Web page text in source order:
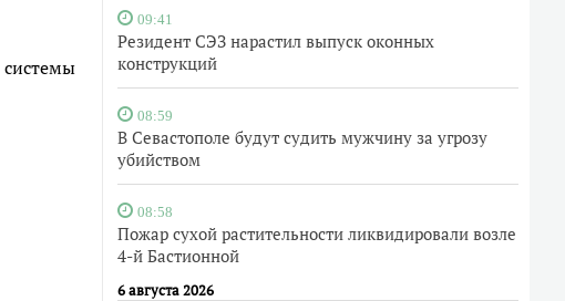
09:41
Резидент СЭЗ нарастил выпуск оконных
конструкций
08:59
В Севастополе будут судить мужчину за угрозу
убийством
08:58
Пожар сухой растительности ликвидировали возле
4-й Бастионной
6 августа 2026
системы